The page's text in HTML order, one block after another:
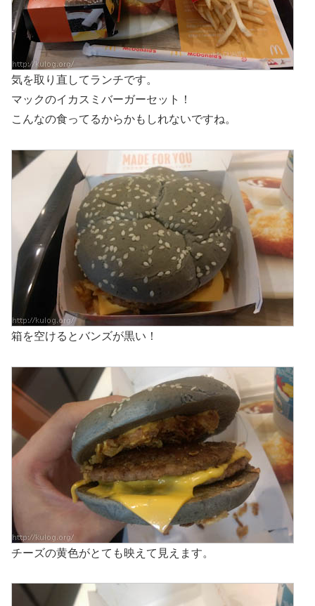
気を取り直してランチです。
マックのイカスミバーガーセット！
こんなの食ってるからかもしれないですね。
箱を空けるとバンズが黒い！
チーズの黄色がとても映えて見えます。